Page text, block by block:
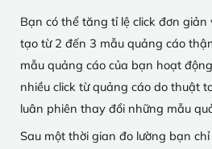
Bạn có thể tăng tỉ lệ click đơn
tạo từ 2 đến 3 mẫu quảng cáo
mẫu quảng cáo của bạn hoạt
nhiều click từ quảng cáo do thuật
luân phiên thay đổi những mẫu
Sau một thời gian đo lường bạn